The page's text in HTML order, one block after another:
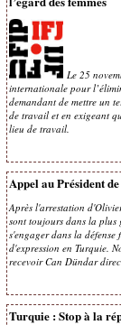
Le 25
internationale pour
demandant de mettre un
de travail et en exigeant
lieu de travail.
Appel au Président
Après l'arrestation
sont toujours dans la
s'engager dans la
d'expression en Turquie.
recevoir Can Dündar
Turquie : Stop à la